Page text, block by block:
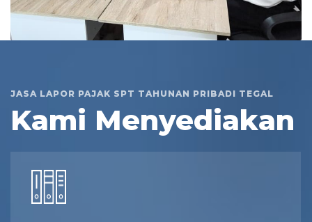
JASA LAPOR PAJAK SPT TAHUNAN PRIBADI TEGAL
Kami Menyediakan